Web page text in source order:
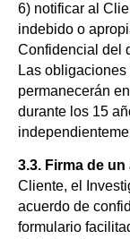
6) notificar al
indebido o
Confidencial del
Las
permanecerán
durante los 15
3.3. Firma de
Cliente, el
acuerdo de
formulario